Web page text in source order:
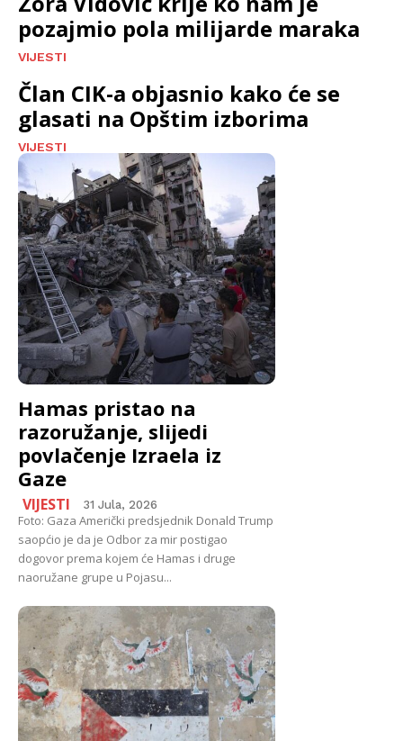
pozajmio pola milijarde maraka
VIJESTI
Član CIK-a objasnio kako će se
glasati na Opštim izborima
VIJESTI
Hamas pristao na
razoružanje, slijedi
povlačenje Izraela iz
Gaze
VIJESTI 31 Jula, 2026
Foto: Gaza Američki predsjednik Donald Trump
saopćio je da je Odbor za mir postigao
dogovor prema kojem će Hamas i druge
naoružane grupe u Pojasu...